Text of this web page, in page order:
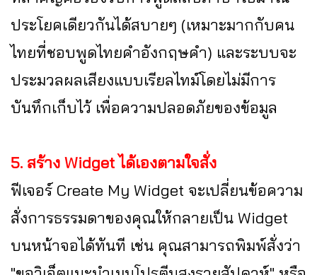
ประโยคเดียวกันได้สบายๆ (เหมาะมากกับคน
ไทยที่ชอบพูดไทยคำอังกฤษคำ) และระบบจะ
ประมวลผลเสียงแบบเรียลไทม์โดยไม่มีการ
บันทึกเก็บไว้ เพื่อความปลอดภัยของข้อมูล
5. สร้าง Widget ได้เองตามใจสั่ง
ฟีเจอร์ Create My Widget จะเปลี่ยนข้อความ
สั่งการธรรมดาของคุณให้กลายเป็น Widget
บนหน้าจอได้ทันที เช่น คุณสามารถพิมพ์สั่งว่า